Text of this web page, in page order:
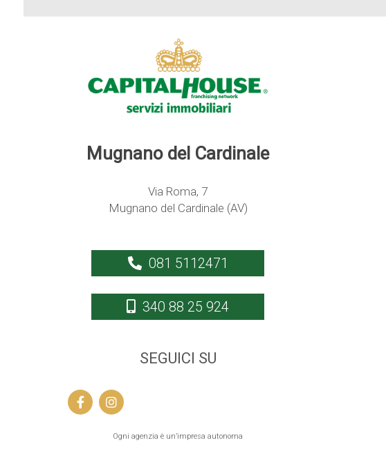
Mugnano del Cardinale
Via Roma, 7
Mugnano del Cardinale (AV)
081 5112471
340 88 25 924
SEGUICI SU
Ogni agenzia è un’impresa autonoma